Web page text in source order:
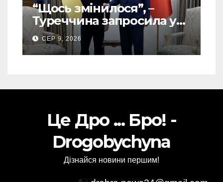
“Щось змінилося”, –
Туреччина запросила у
США дозвіл передати
Україні ATACMS та M270
СЕР 9, 2026
Це Дро ... Бро! -
Drogobychyna
Дізнайся новини першим!